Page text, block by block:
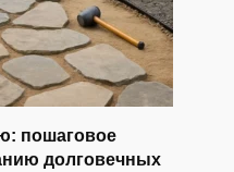
пошаговое
долговечных